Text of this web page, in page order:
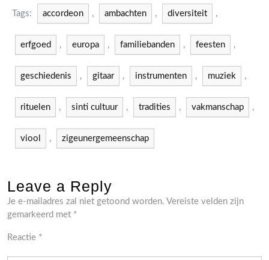
Tags: accordeon , ambachten , diversiteit ,
erfgoed , europa , familiebanden , feesten ,
geschiedenis , gitaar , instrumenten , muziek ,
rituelen , sinti cultuur , tradities , vakmanschap ,
viool , zigeunergemeenschap
Leave a Reply
Je e-mailadres zal niet getoond worden. Vereiste velden zijn
gemarkeerd met *
Reactie *